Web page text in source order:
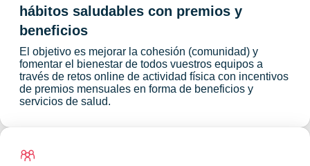
hábitos saludables con premios y
beneficios
El objetivo es mejorar la cohesión (comunidad) y
fomentar el bienestar de todos vuestros equipos a
través de retos online de actividad física con incentivos
de premios mensuales en forma de beneficios y
servicios de salud.